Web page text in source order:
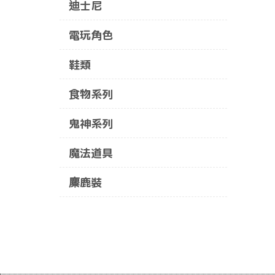
迪士尼
電玩角色
鞋類
食物系列
鬼神系列
魔法道具
麋鹿裝